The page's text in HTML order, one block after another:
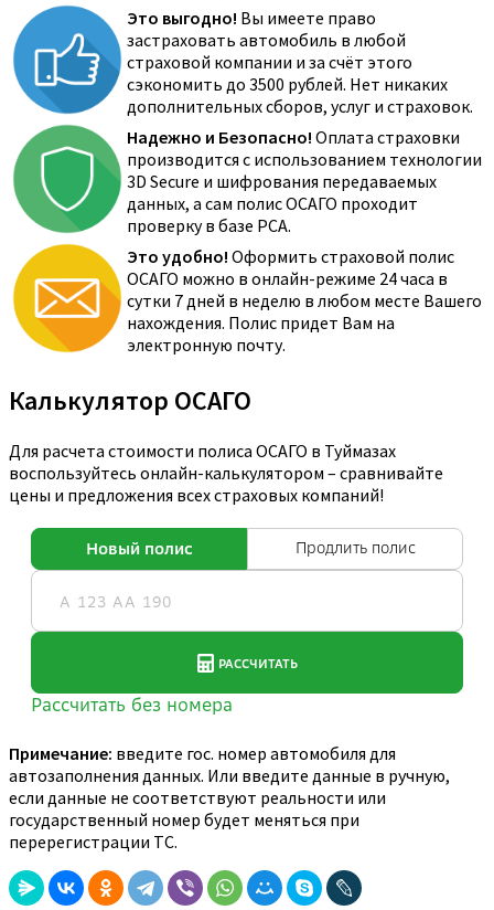
Это выгодно! Вы имеете право
застраховать автомобиль в любой
страховой компании и за счёт этого
сэкономить до 3500 рублей. Нет никаких
дополнительных сборов, услуг и страховок.
Надежно и Безопасно! Оплата страховки
производится с использованием технологии
3D Secure и шифрования передаваемых
данных, а сам полис ОСАГО проходит
проверку в базе РСА.
Это удобно! Оформить страховой полис
ОСАГО можно в онлайн-режиме 24 часа в
сутки 7 дней в неделю в любом месте Вашего
нахождения. Полис придет Вам на
электронную почту.
Калькулятор ОСАГО
Для расчета стоимости полиса ОСАГО в Туймазах
воспользуйтесь онлайн-калькулятором – сравнивайте
цены и предложения всех страховых компаний!
Примечание: введите гос. номер автомобиля для
автозаполнения данных. Или введите данные в ручную,
если данные не соответствуют реальности или
государственный номер будет меняться при
перерегистрации ТС.